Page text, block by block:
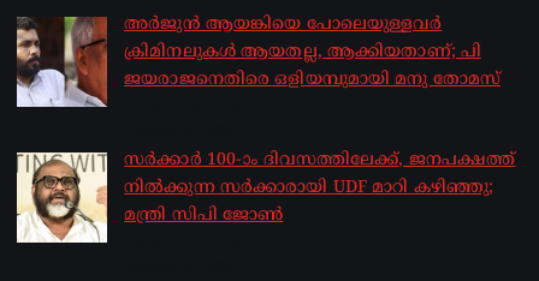
അർജുൻ ആയങ്കിയെ പോലെയുള്ളവർ
ക്രിമിനലുകൾ ആയതല്ല, ആക്കിയതാണ്; പി
ജയരാജനെതിരെ ഒളിയമ്പുമായി മനു തോമസ്
സർക്കാർ 100-ാം ദിവസത്തിലേക്ക്, ജനപക്ഷത്ത്
നിൽക്കുന്ന സർക്കാരായി UDF മാറി കഴിഞ്ഞു;
മന്ത്രി സിപി ജോൺ